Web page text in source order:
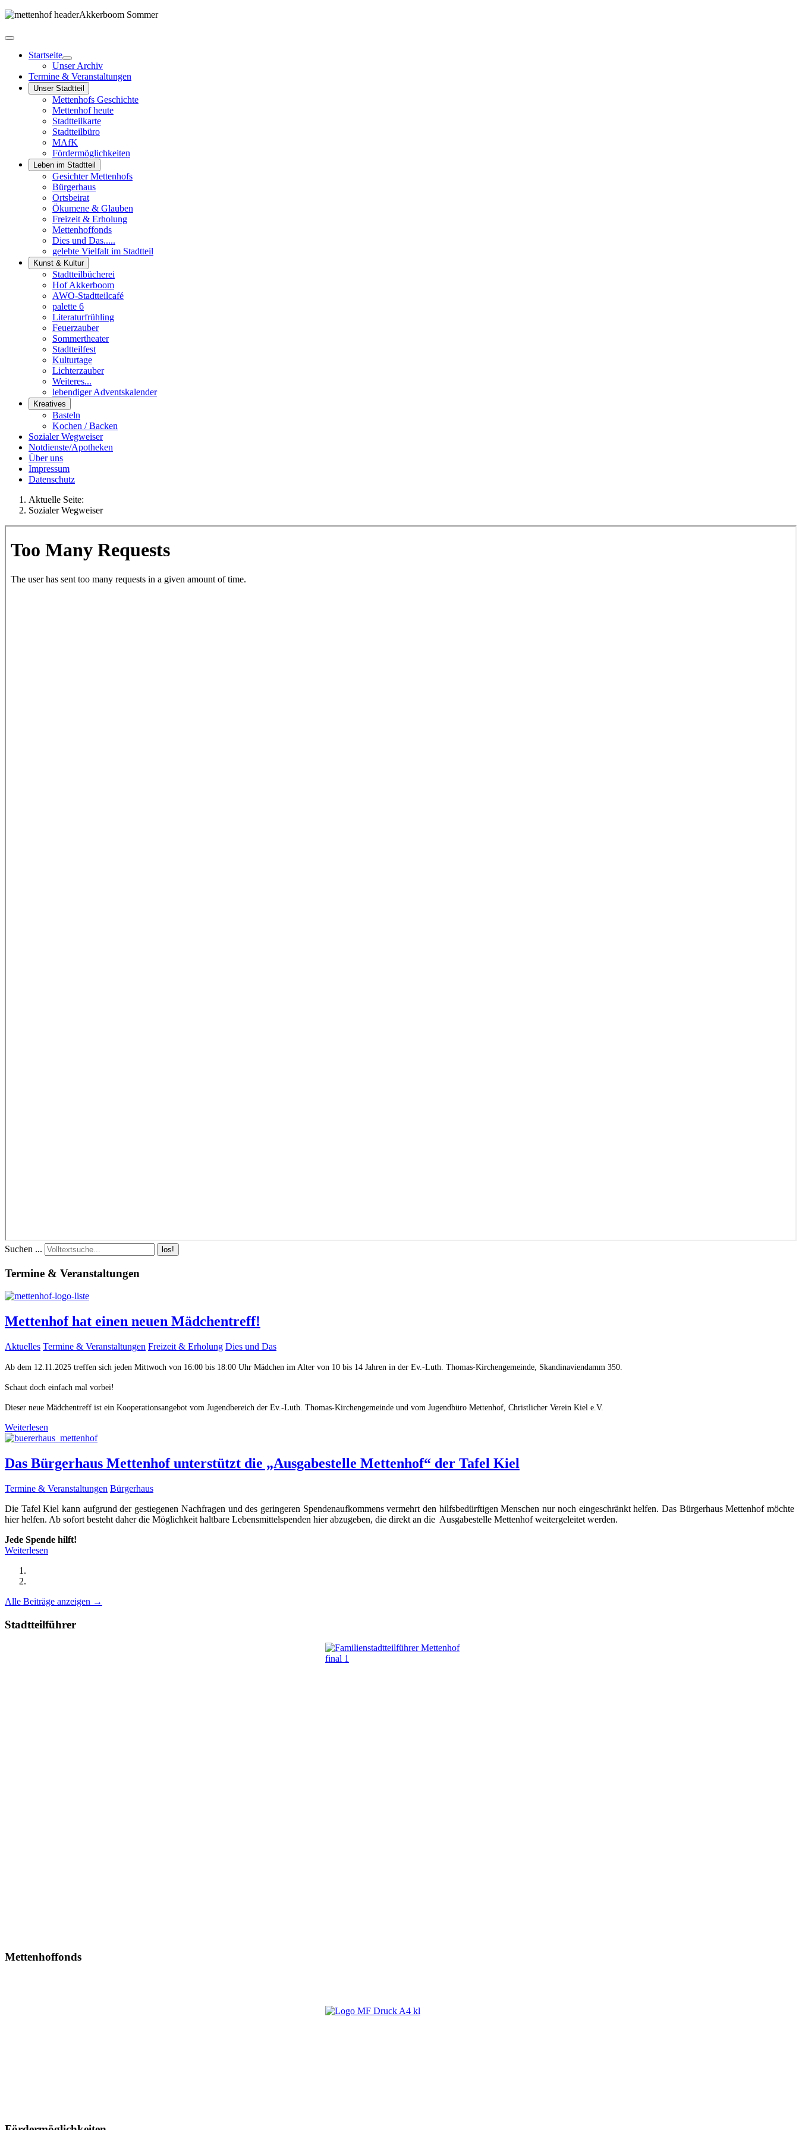
Startseite
Unser Archiv
Termine & Veranstaltungen
Unser Stadtteil
Mettenhofs Geschichte
Mettenhof heute
Stadtteilkarte
Stadtteilbüro
MAfK
Fördermöglichkeiten
Leben im Stadtteil
Gesichter Mettenhofs
Bürgerhaus
Ortsbeirat
Ökumene & Glauben
Freizeit & Erholung
Mettenhoffonds
Dies und Das.....
gelebte Vielfalt im Stadtteil
Kunst & Kultur
Stadtteilbücherei
Hof Akkerboom
AWO-Stadtteilcafé
palette 6
Literaturfrühling
Feuerzauber
Sommertheater
Stadtteilfest
Kulturtage
Lichterzauber
Weiteres...
lebendiger Adventskalender
Kreatives
Basteln
Kochen / Backen
Sozialer Wegweiser
Notdienste/Apotheken
Über uns
Impressum
Datenschutz
Aktuelle Seite:
Sozialer Wegweiser
Suchen ... los!
Termine & Veranstaltungen
Mettenhof hat einen neuen Mädchentreff!
Aktuelles Termine & Veranstaltungen Freizeit & Erholung Dies und Das
Ab dem 12.11.2025 treffen sich jeden Mittwoch von 16:00 bis 18:00 Uhr Mädchen im Alter von 10 bis 14 Jahren in der Ev.-Luth. Thomas-Kirchengemeinde, Skandinaviendamm 350.
Schaut doch einfach mal vorbei!
Dieser neue Mädchentreff ist ein Kooperationsangebot vom Jugendbereich der Ev.-Luth. Thomas-Kirchengemeinde und vom Jugendbüro Mettenhof, Christlicher Verein Kiel e.V.
Weiterlesen
Das Bürgerhaus Mettenhof unterstützt die „Ausgabestelle Mettenhof“ der Tafel Kiel
Termine & Veranstaltungen Bürgerhaus
Die Tafel Kiel kann aufgrund der gestiegenen Nachfragen und des geringeren Spendenaufkommens vermehrt den hilfsbedürftigen Menschen nur noch eingeschränkt helfen. Das Bürgerhaus Mettenhof möchte
hier helfen. Ab sofort besteht daher die Möglichkeit haltbare Lebensmittelspenden hier abzugeben, die direkt an die Ausgabestelle Mettenhof weitergeleitet werden.
Jede Spende hilft!
Weiterlesen
Alle Beiträge anzeigen →
Stadtteilführer
Mettenhoffonds